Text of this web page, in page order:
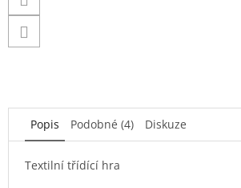
Popis Podobné (4) Diskuze
Textilní třídící hra